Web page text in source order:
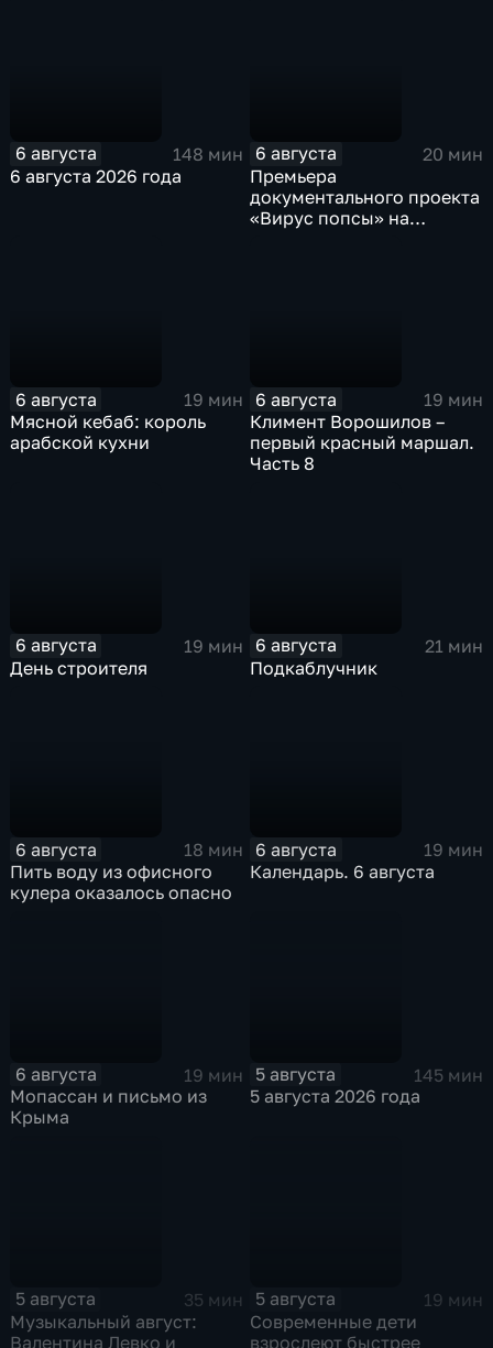
6 августа
148 мин
6 августа 2026 года
6 августа
20 мин
Премьера
документального проекта
«Вирус попсы» на
6 августа
19 мин
Мясной кебаб: король
арабской кухни
6 августа
19 мин
Климент Ворошилов –
первый красный маршал.
Часть 8
6 августа
19 мин
День строителя
6 августа
21 мин
Подкаблучник
6 августа
18 мин
Пить воду из офисного
кулера оказалось опасно
6 августа
19 мин
Календарь. 6 августа
6 августа
19 мин
Мопассан и письмо из
Крыма
5 августа
145 мин
5 августа 2026 года
5 августа
35 мин
Музыкальный август:
Валентина Левко и
5 августа
19 мин
Современные дети
взрослеют быстрее